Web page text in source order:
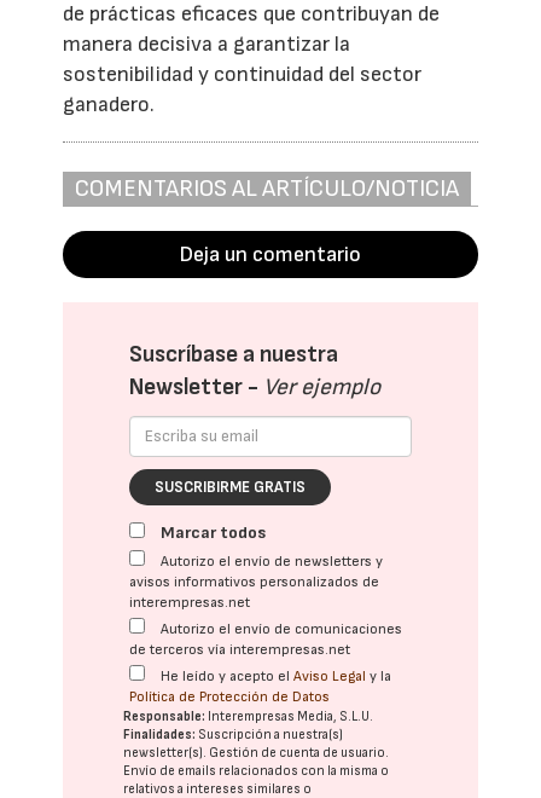
de prácticas eficaces que contribuyan de
manera decisiva a garantizar la
sostenibilidad y continuidad del sector
ganadero.
COMENTARIOS AL ARTÍCULO/NOTICIA
Deja un comentario
Suscríbase a nuestra
Newsletter - Ver ejemplo
SUSCRIBIRME GRATIS
Marcar todos
Autorizo el envío de newsletters y
avisos informativos personalizados de
interempresas.net
Autorizo el envío de comunicaciones
de terceros vía interempresas.net
He leído y acepto elAviso Legal y la
Política de Protección de Datos
Responsable: Interempresas Media, S.L.U.
Finalidades: Suscripción a nuestra(s)
newsletter(s). Gestión de cuenta de usuario.
Envío de emails relacionados con la misma o
relativos a intereses similares o